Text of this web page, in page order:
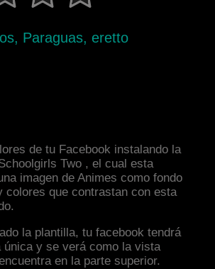
Paraguas, eretto
de tu Facebook instalando la
Two , el cual esta
imagen de Animes como fondo
colores que contrastan con esta
la plantilla, tu facebook tendrá
única y se verá como la vista
en la parte superior.